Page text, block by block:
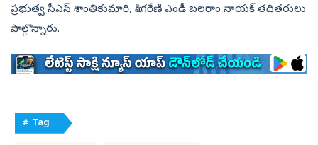
ప్రభుత్వ సీఎస్‌ శాంతికుమారి, సింగరేణి ఎండీ బలరాం నాయక్‌ తదితరులు
పాల్గొన్నారు.
# Tag